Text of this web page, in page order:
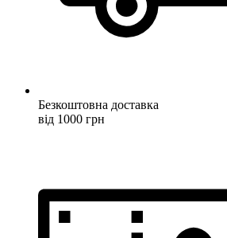
Безкоштовна доставка
від 1000 грн